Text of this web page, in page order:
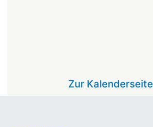
Zur Kalenderseite